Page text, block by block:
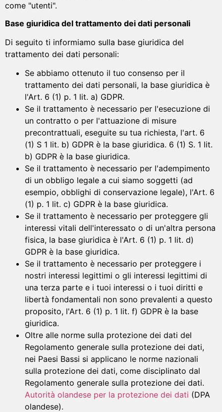
come "utenti".
Base giuridica del trattamento dei dati personali
Di seguito ti informiamo sulla base giuridica del
trattamento dei dati personali:
Se abbiamo ottenuto il tuo consenso per il
trattamento dei dati personali, la base giuridica è
l'Art. 6 (1) p. 1 lit. a) GDPR.
Se il trattamento è necessario per l'esecuzione di
un contratto o per l'attuazione di misure
precontrattuali, eseguite su tua richiesta, l'art. 6
(1) S 1 lit. b) GDPR è la base giuridica. 6 (1) S. 1 lit.
b) GDPR è la base giuridica.
Se il trattamento è necessario per l'adempimento
di un obbligo legale a cui siamo soggetti (ad
esempio, obblighi di conservazione legale), l'Art. 6
(1) p. 1 lit. c) GDPR è la base giuridica.
Se il trattamento è necessario per proteggere gli
interessi vitali dell'interessato o di un'altra persona
fisica, la base giuridica è l'Art. 6 (1) p. 1 lit. d)
GDPR è la base giuridica.
Se il trattamento è necessario per proteggere i
nostri interessi legittimi o gli interessi legittimi di
una terza parte e i tuoi interessi o i tuoi diritti e
libertà fondamentali non sono prevalenti a questo
proposito, l'Art. 6 (1) p. 1 lit. f) GDPR è la base
giuridica.
Oltre alle norme sulla protezione dei dati del
Regolamento generale sulla protezione dei dati,
nei Paesi Bassi si applicano le norme nazionali
sulla protezione dei dati, come disciplinato dal
Regolamento generale sulla protezione dei dati.
Autorità olandese per la protezione dei dati (DPA
olandese).